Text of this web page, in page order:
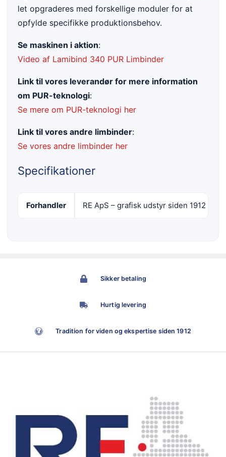
let opgraderes med forskellige moduler for at
opfylde specifikke produktionsbehov.
Se maskinen i aktion:
Video af Lamibind 340 PUR Limbinder
Link til vores leverandør for mere information
om PUR-teknologi:
Se mere om PUR-teknologi her
Link til vores andre limbinder:
Se vores andre limbinder her
Specifikationer
Forhandler RE ApS – grafisk udstyr siden 1912
Sikker betaling
Hurtig levering
Tradition for viden og ekspertise siden 1912